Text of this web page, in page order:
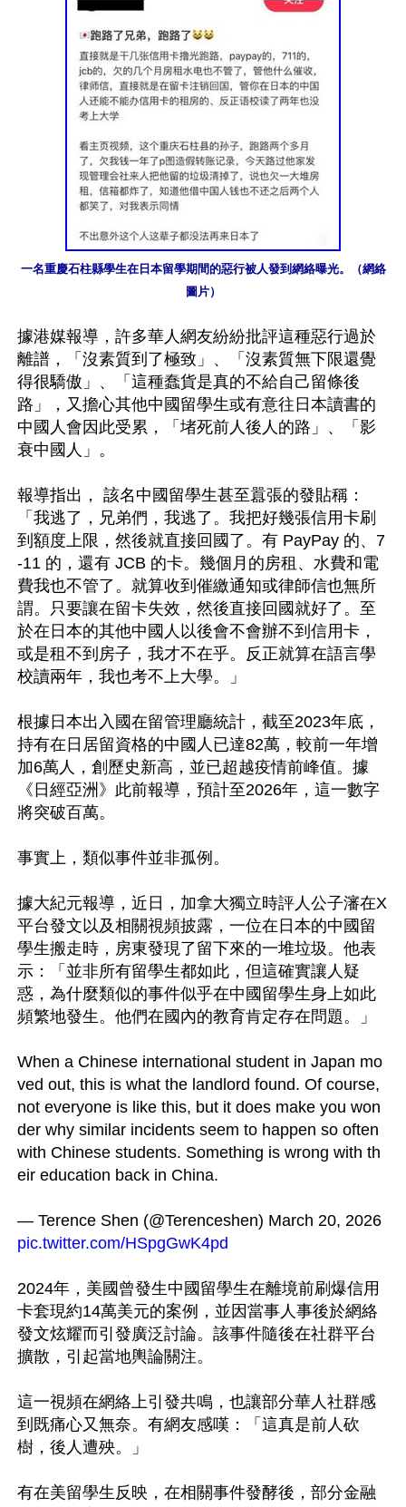
一名重慶石柱縣學生在日本留學期間的惡行被人發到網絡曝光。（網絡
圖片）
據港媒報導，許多華人網友紛紛批評這種惡行過於
離譜，「沒素質到了極致」、「沒素質無下限還覺
得很驕傲」、「這種蠢貨是真的不給自己留條後
路」，又擔心其他中國留學生或有意往日本讀書的
中國人會因此受累，「堵死前人後人的路」、「影
衰中國人」。
報導指出， 該名中國留學生甚至囂張的發貼稱：
「我逃了，兄弟們，我逃了。我把好幾張信用卡刷
到額度上限，然後就直接回國了。有 PayPay 的、7
-11 的，還有 JCB 的卡。幾個月的房租、水費和電
費我也不管了。就算收到催繳通知或律師信也無所
謂。只要讓在留卡失效，然後直接回國就好了。至
於在日本的其他中國人以後會不會辦不到信用卡，
或是租不到房子，我才不在乎。反正就算在語言學
校讀兩年，我也考不上大學。」
根據日本出入國在留管理廳統計，截至2023年底，
持有在日居留資格的中國人已達82萬，較前一年增
加6萬人，創歷史新高，並已超越疫情前峰值。據
《日經亞洲》此前報導，預計至2026年，這一數字
將突破百萬。
事實上，類似事件並非孤例。
據大紀元報導，近日，加拿大獨立時評人公子瀋在X
平台發文以及相關視頻披露，一位在日本的中國留
學生搬走時，房東發現了留下來的一堆垃圾。他表
示：「並非所有留學生都如此，但這確實讓人疑
惑，為什麼類似的事件似乎在中國留學生身上如此
頻繁地發生。他們在國內的教育肯定存在問題。」
When a Chinese international student in Japan mo
ved out, this is what the landlord found. Of course,
not everyone is like this, but it does make you won
der why similar incidents seem to happen so often
with Chinese students. Something is wrong with th
eir education back in China.
— Terence Shen (@Terenceshen) March 20, 2026
pic.twitter.com/HSpgGwK4pd
2024年，美國曾發生中國留學生在離境前刷爆信用
卡套現約14萬美元的案例，並因當事人事後於網絡
發文炫耀而引發廣泛討論。該事件隨後在社群平台
擴散，引起當地輿論關注。
這一視頻在網絡上引發共鳴，也讓部分華人社群感
到既痛心又無奈。有網友感嘆：「這真是前人砍
樹，後人遭殃。」
有在美留學生反映，在相關事件發酵後，部分金融